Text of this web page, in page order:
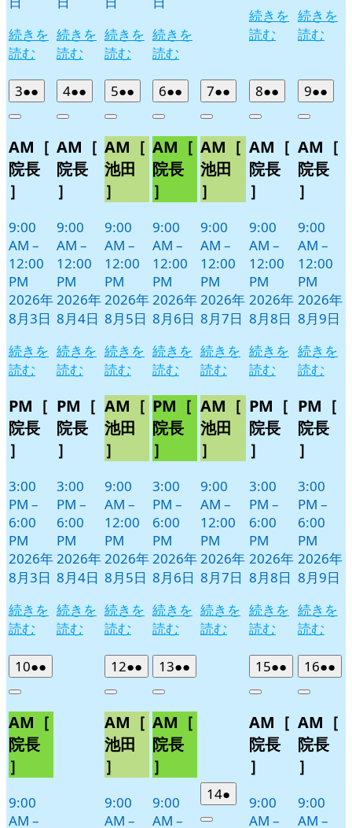
続きを
読む
続きを
読む
続きを
読む
続きを
読む
続きを
読む
続きを
読む
32026
年
月
3
日
●●
件
イ
ベ
Close
AM［
院長
］
9:00
AM –
12:00
PM
2026年
8月3日
続きを
読む
PM［
院長
］
3:00
PM –
6:00
PM
2026年
8月3日
続きを
読む
42026
年
月
4
日
●●
件
イ
ベ
Close
AM［
院長
］
9:00
AM –
12:00
PM
2026年
8月4日
続きを
読む
PM［
院長
］
3:00
PM –
6:00
PM
2026年
8月4日
続きを
読む
52026
年
月
5
日
●●
件
イ
ベ
ト)
Close
AM［
池田
］
9:00
AM –
12:00
PM
2026年
8月5日
続きを
読む
AM［
池田
］
9:00
AM –
12:00
PM
2026年
8月5日
続きを
読む
62026
年
月
6
日
●●
件
イ
ベ
ト)
Close
AM［
院長
］
9:00
AM –
12:00
PM
2026年
8月6日
続きを
読む
PM［
院長
］
3:00
PM –
6:00
PM
2026年
8月6日
続きを
読む
72026
年
月
7
日
●●
件
イ
ベ
ト)
Close
AM［
池田
］
9:00
AM –
12:00
PM
2026年
8月7日
続きを
読む
AM［
池田
］
9:00
AM –
12:00
PM
2026年
8月7日
続きを
読む
82026
年
月
8
日
●●
件
イ
ベ
Close
AM［
院長
］
9:00
AM –
12:00
PM
2026年
8月8日
続きを
読む
PM［
院長
］
3:00
PM –
6:00
PM
2026年
8月8日
続きを
読む
92026
年
月
9
日
●●
件
イ
ベ
Close
AM［
院長
］
9:00
AM –
12:00
PM
2026年
8月9日
続きを
読む
PM［
院長
］
3:00
PM –
6:00
PM
2026年
8月9日
続きを
読む
102026
年
月
10
日
●●
件
イ
ト)
Close
AM［
院長
］
9:00
AM –
122026
年
月
12
日
●●
件
イ
ベ
ト)
Close
AM［
池田
］
9:00
AM –
132026
年
月
13
日
●●
件
イ
ト)
Close
AM［
院長
］
9:00
AM –
142026
年
●
件
152026
年
月
15
日
●●
件
イ
ベ
ト)
Close
AM［
院長
］
9:00
AM –
162026
年
月
16
日
●●
件
イ
Close
AM［
院長
］
9:00
AM –